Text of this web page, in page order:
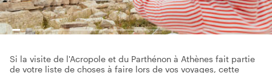
Si la visite de l'Acropole et du Parthénon à Athènes fait partie
de votre liste de choses à faire lors de vos voyages, cette